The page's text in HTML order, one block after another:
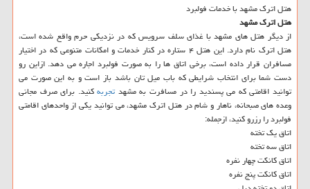
هتل اترک مشهد با خدمات فولبرد
هتل اترک مشهد
از دیگر هتل های مشهد با غذای سلف سرویس که در نزدیکی حرم واقع شده است،
هتل اترک نام دارد. این هتل ۴ ستاره در کنار خدمات و امکانات متنوعی که در اختیار
مسافران قرار داده است، برخی اتاق ها را به صورت فولبرد اجاره می دهد. ازاین رو
دست شما برای انتخاب شرایطی که باب میل تان باشد باز است و به این صورت می
توانید اقامتی که می پسندید را در مسافرت به مشهدتجربهکنید. برای صرف مجانی
وعده های صبحانه، ناهار و شام در هتل اترک مشهد، می توانید یکی از واحدهای اقامتی
فولبرد را رزرو کنید، ازجمله:
اتاق یک تخته
اتاق سه تخته
اتاق کانکت چهار نفره
اتاق کانکت پنج نفره